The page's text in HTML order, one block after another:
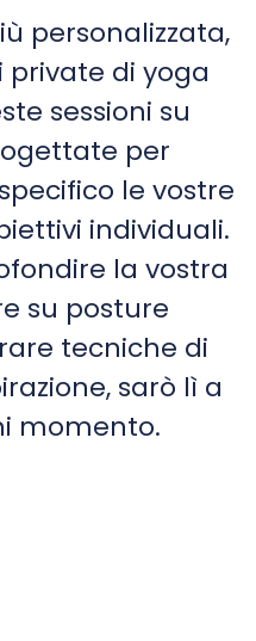
personalizzata,
private di yoga
sessioni su
per
le vostre
individuali.
la vostra
su posture
tecniche di
sarò lì a
momento.